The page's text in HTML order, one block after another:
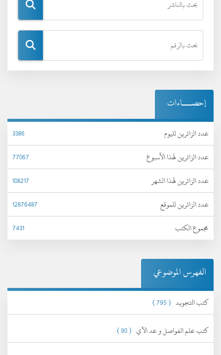
إحصـــاءات
عدد الزائرين لليوم
3386
عدد الزائرين لهذا الأسبوع
77067
عدد الزائرين لهذا الشهر
108217
عدد الزائرين للموقع
12876487
مجموع الكتب
7431
الفهرس الموضوعي
كتب التجويد ( 795 )
كتب علم الفواصل و عد الآي ( 90 )